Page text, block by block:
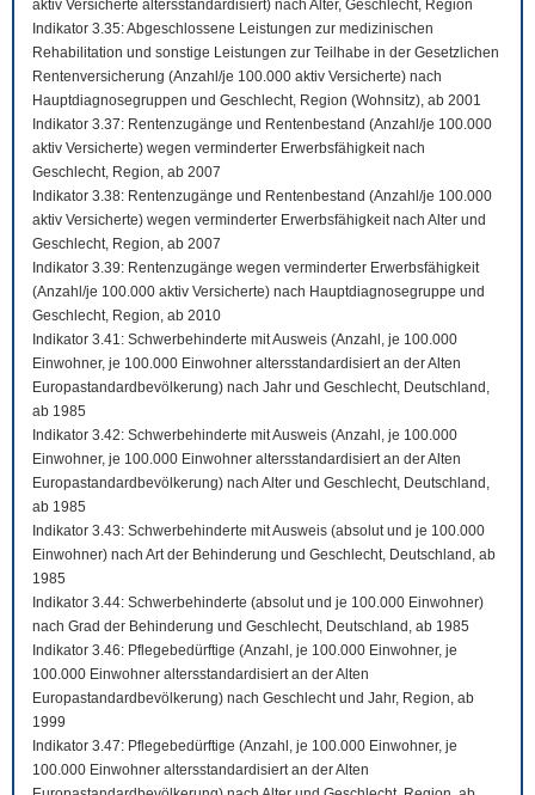
aktiv Versicherte altersstandardisiert) nach Alter, Geschlecht, Region
Indikator 3.35: Abgeschlossene Leistungen zur medizinischen
Rehabilitation und sonstige Leistungen zur Teilhabe in der Gesetzlichen
Rentenversicherung (Anzahl/je 100.000 aktiv Versicherte) nach
Hauptdiagnosegruppen und Geschlecht, Region (Wohnsitz), ab 2001
Indikator 3.37: Rentenzugänge und Rentenbestand (Anzahl/je 100.000
aktiv Versicherte) wegen verminderter Erwerbsfähigkeit nach
Geschlecht, Region, ab 2007
Indikator 3.38: Rentenzugänge und Rentenbestand (Anzahl/je 100.000
aktiv Versicherte) wegen verminderter Erwerbsfähigkeit nach Alter und
Geschlecht, Region, ab 2007
Indikator 3.39: Rentenzugänge wegen verminderter Erwerbsfähigkeit
(Anzahl/je 100.000 aktiv Versicherte) nach Hauptdiagnosegruppe und
Geschlecht, Region, ab 2010
Indikator 3.41: Schwerbehinderte mit Ausweis (Anzahl, je 100.000
Einwohner, je 100.000 Einwohner altersstandardisiert an der Alten
Europastandardbevölkerung) nach Jahr und Geschlecht, Deutschland,
ab 1985
Indikator 3.42: Schwerbehinderte mit Ausweis (Anzahl, je 100.000
Einwohner, je 100.000 Einwohner altersstandardisiert an der Alten
Europastandardbevölkerung) nach Alter und Geschlecht, Deutschland,
ab 1985
Indikator 3.43: Schwerbehinderte mit Ausweis (absolut und je 100.000
Einwohner) nach Art der Behinderung und Geschlecht, Deutschland, ab
1985
Indikator 3.44: Schwerbehinderte (absolut und je 100.000 Einwohner)
nach Grad der Behinderung und Geschlecht, Deutschland, ab 1985
Indikator 3.46: Pflegebedürftige (Anzahl, je 100.000 Einwohner, je
100.000 Einwohner altersstandardisiert an der Alten
Europastandardbevölkerung) nach Geschlecht und Jahr, Region, ab
1999
Indikator 3.47: Pflegebedürftige (Anzahl, je 100.000 Einwohner, je
100.000 Einwohner altersstandardisiert an der Alten